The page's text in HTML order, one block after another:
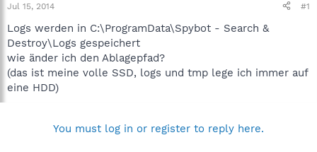
t
a
r
t
e
r
Jul 15, 2014 #1
Logs werden in C:\ProgramData\Spybot - Search &
Destroy\Logs gespeichert
wie änder ich den Ablagepfad?
(das ist meine volle SSD, logs und tmp lege ich immer auf
eine HDD)
You must log in or register to reply here.